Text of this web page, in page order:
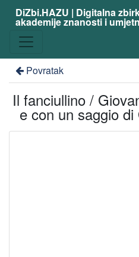
DiZbi.HAZU | Digitalna
akademije znanosti i
Povratak
Il fanciullino /
e con un saggio